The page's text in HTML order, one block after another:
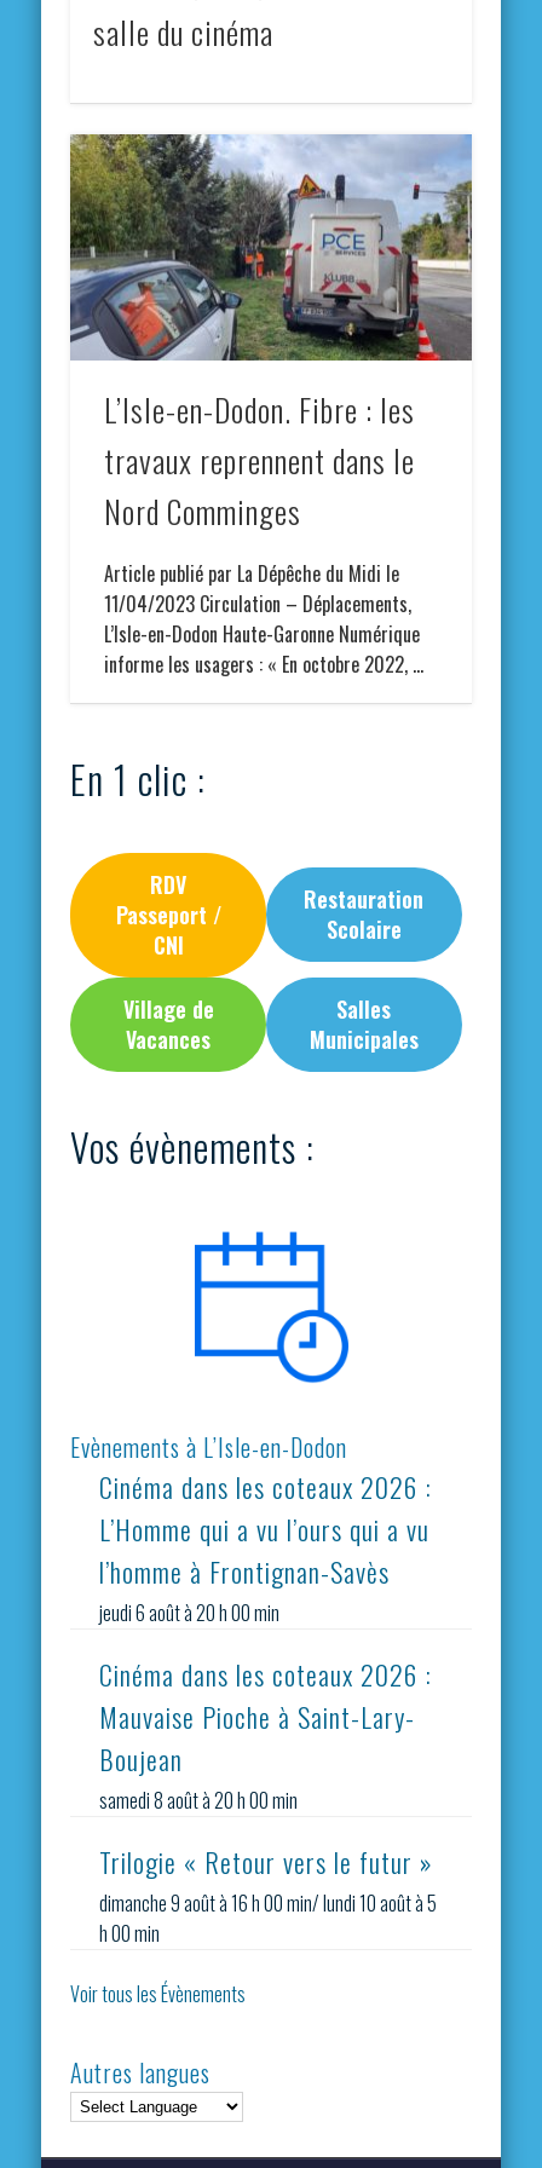
salle du cinéma
L’Isle-en-Dodon. Fibre : les
travaux reprennent dans le
Nord Comminges
Article publié par La Dépêche du Midi le
11/04/2023 Circulation – Déplacements,
L’Isle-en-Dodon Haute-Garonne Numérique
informe les usagers : « En octobre 2022, …
En 1 clic :
RDV
Passeport /
CNI
Restauration
Scolaire
Village de
Vacances
Salles
Municipales
Vos évènements :
Evènements à L’Isle-en-Dodon
Cinéma dans les coteaux 2026 :
L’Homme qui a vu l’ours qui a vu
l’homme à Frontignan-Savès
jeudi 6 août à 20 h 00 min
Cinéma dans les coteaux 2026 :
Mauvaise Pioche à Saint-Lary-
Boujean
samedi 8 août à 20 h 00 min
Trilogie « Retour vers le futur »
dimanche 9 août à 16 h 00 min/lundi 10 août à 5
h 00 min
Voir tous les Évènements
Autres langues